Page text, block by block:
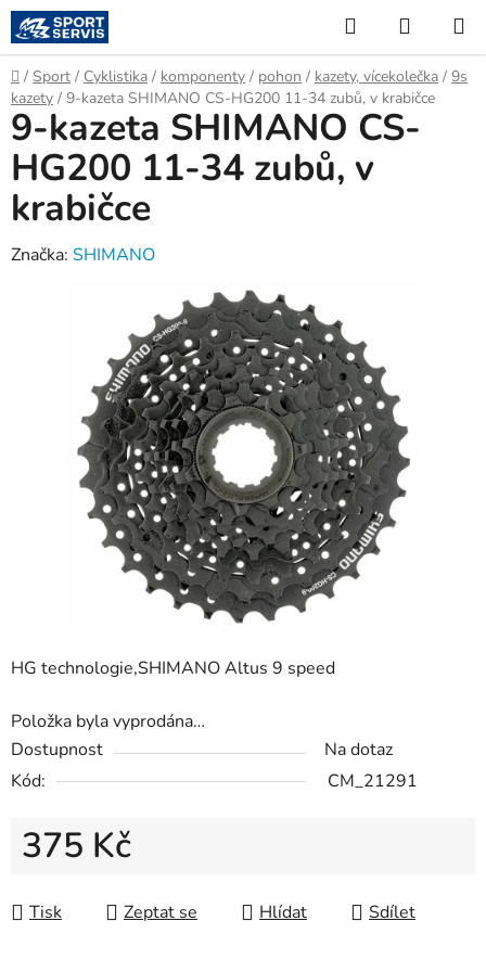
Přejít
na
obsah
Hledat
KOŠÍK
Domů
/ Sport / Cyklistika / komponenty / pohon / kazety, vícekolečka / 9s
kazety / 9-kazeta SHIMANO CS-HG200 11-34 zubů, v krabičce
HG technologie,SHIMANO Altus 9 speed
Položka byla vyprodána…
Dostupnost
Na dotaz
Kód:
CM_21291
375 Kč
Tisk
Zeptat se Hlídat Sdílet
9-kazeta SHIMANO CS-
HG200 11-34 zubů, v
krabičce
Značka: SHIMANO